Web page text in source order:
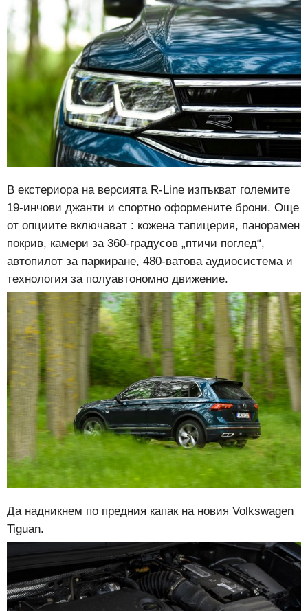
В екстериора на версията R-Line изпъкват големите
19-инчови джанти и спортно оформените брони. Още
от опциите включават : кожена тапицерия, панорамен
покрив, камери за 360-градусов „птичи поглед“,
автопилот за паркиране, 480-ватова аудиосистема и
технология за полуавтономно движение.
Да надникнем по предния капак на новия Volkswagen
Tiguan.